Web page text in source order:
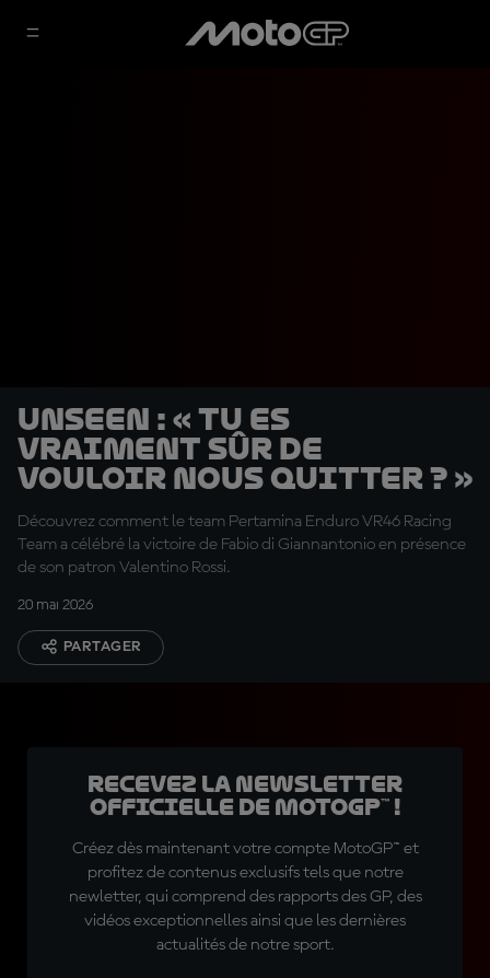
UNSEEN : « Tu es
vraiment sûr de
vouloir nous quitter ? »
Découvrez comment le team Pertamina Enduro VR46 Racing
Team a célébré la victoire de Fabio di Giannantonio en présence
de son patron Valentino Rossi.
20 mai 2026
PARTAGER
Recevez la Newsletter
officielle de MotoGP™ !
Créez dès maintenant votre compte MotoGP™ et
profitez de contenus exclusifs tels que notre
newletter, qui comprend des rapports des GP, des
vidéos exceptionnelles ainsi que les dernières
actualités de notre sport.